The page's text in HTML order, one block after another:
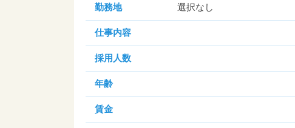
勤務地 選択なし
仕事内容
採用人数
年齢
賃金